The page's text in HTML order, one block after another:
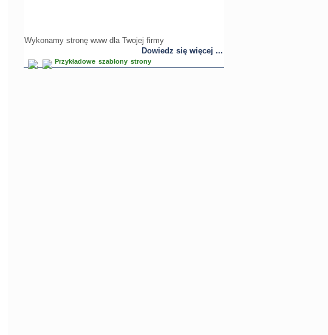
Wykonamy stronę www dla Twojej firmy
Dowiedz się więcej ...
Przykładowe szablony strony